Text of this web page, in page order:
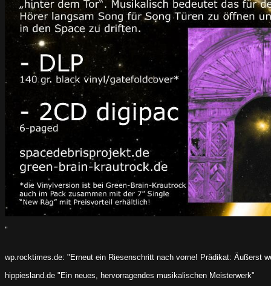
"
wp.rocktimes.de: "Erneut ein Riesenschritt nach vorne! Prädikat: Äußerst
hippiesland.de "Ein neues, hervorragendes musikalischen Meisterwerk"